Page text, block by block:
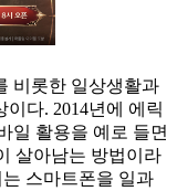
비롯한 일상생활과
다. 2014년에 에릭
일 활용을 예로 들면
살아남는 방법이라
스마트폰을 일과